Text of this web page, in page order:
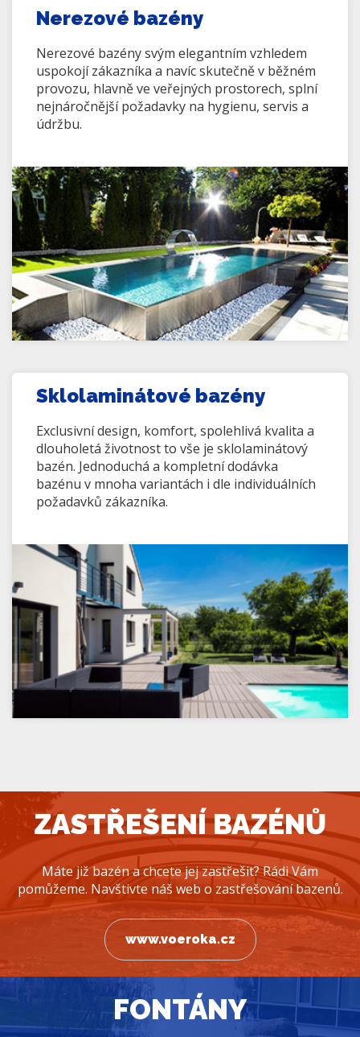
Nerezové bazény
Nerezové bazény svým elegantním vzhledem
uspokojí zákazníka a navíc skutečně v běžném
provozu, hlavně ve veřejných prostorech, splní
nejnáročnější požadavky na hygienu, servis a
údržbu.
Sklolaminátové bazény
Exclusivní design, komfort, spolehlivá kvalita a
dlouholetá životnost to vše je sklolaminátový
bazén. Jednoduchá a kompletní dodávka
bazénu v mnoha variantách i dle individuálních
požadavků zákazníka.
ZASTŘEŠENÍ BAZÉNŮ
Máte již bazén a chcete jej zastřešit? Rádi Vám
pomůžeme. Navštivte náš web o zastřešování bazenů.
www.voeroka.cz
FONTÁNY